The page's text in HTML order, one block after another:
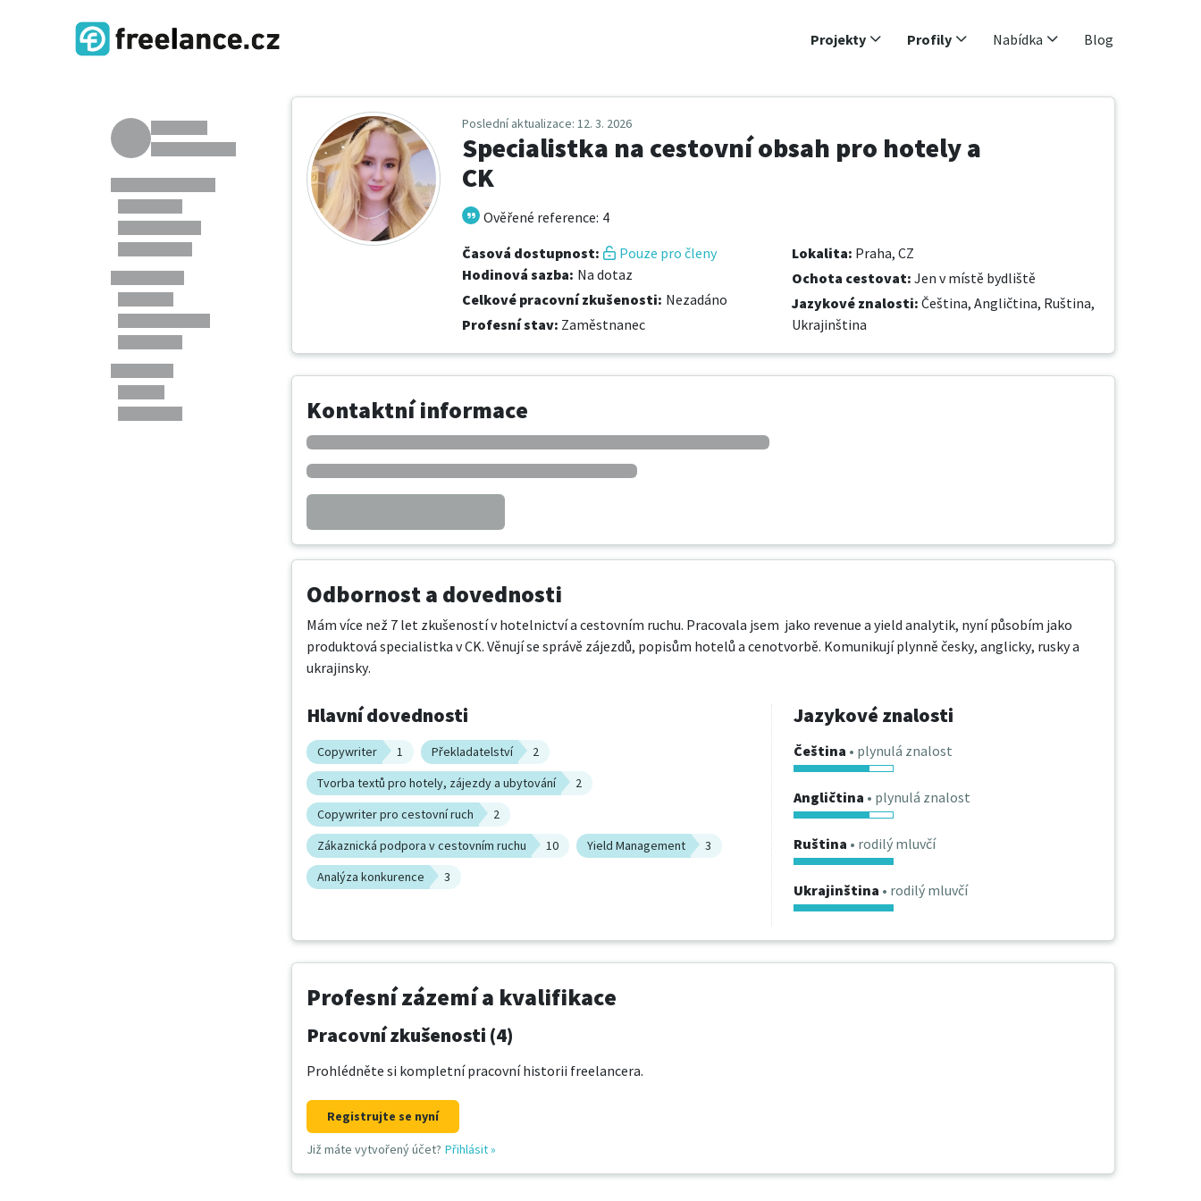
Projekty Profily Nabídka Blog
Poslední aktualizace: 12. 3. 2026
Specialistka na cestovní obsah pro hotely a
CK
Ověřené reference: 4
Časová dostupnost:
Pouze pro členy
Hodinová sazba: Na dotaz
Celkové pracovní zkušenosti: Nezadáno
Profesní stav: Zaměstnanec
Lokalita: Praha, CZ
Ochota cestovat: Jen v místě bydliště
Jazykové znalosti: Čeština, Angličtina, Ruština,
Ukrajinština
Kontaktní informace
Odbornost a dovednosti
Mám více než 7 let zkušeností v hotelnictví a cestovním ruchu. Pracovala jsem  jako revenue a yield analytik, nyní působím jako
produktová specialistka v CK. Věnují se správě zájezdů, popisům hotelů a cenotvorbě. Komunikují plynně česky, anglicky, rusky a
ukrajinsky.
Hlavní dovednosti
Copywriter 1 Překladatelství
2
Tvorba textů pro hotely, zájezdy a ubytování
2
Copywriter pro cestovní ruch
2
Zákaznická podpora v cestovním ruchu
10 Yield Management
3
Analýza konkurence
3
Jazykové znalosti
Čeština • plynulá znalost
Angličtina • plynulá znalost
Ruština • rodilý mluvčí
Ukrajinština • rodilý mluvčí
Profesní zázemí a kvalifikace
Pracovní zkušenosti (4)
Prohlédněte si kompletní pracovní historii freelancera.
Registrujte se nyní
Již máte vytvořený účet? Přihlásit»